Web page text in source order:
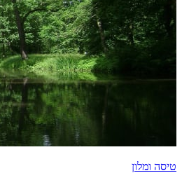
טיסה ומלון